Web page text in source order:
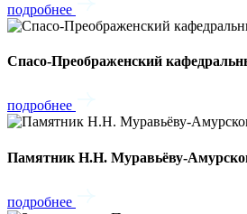
подробнее
Спасо-Преображенский
подробнее
Памятник Н.Н. Муравьёву-
подробнее